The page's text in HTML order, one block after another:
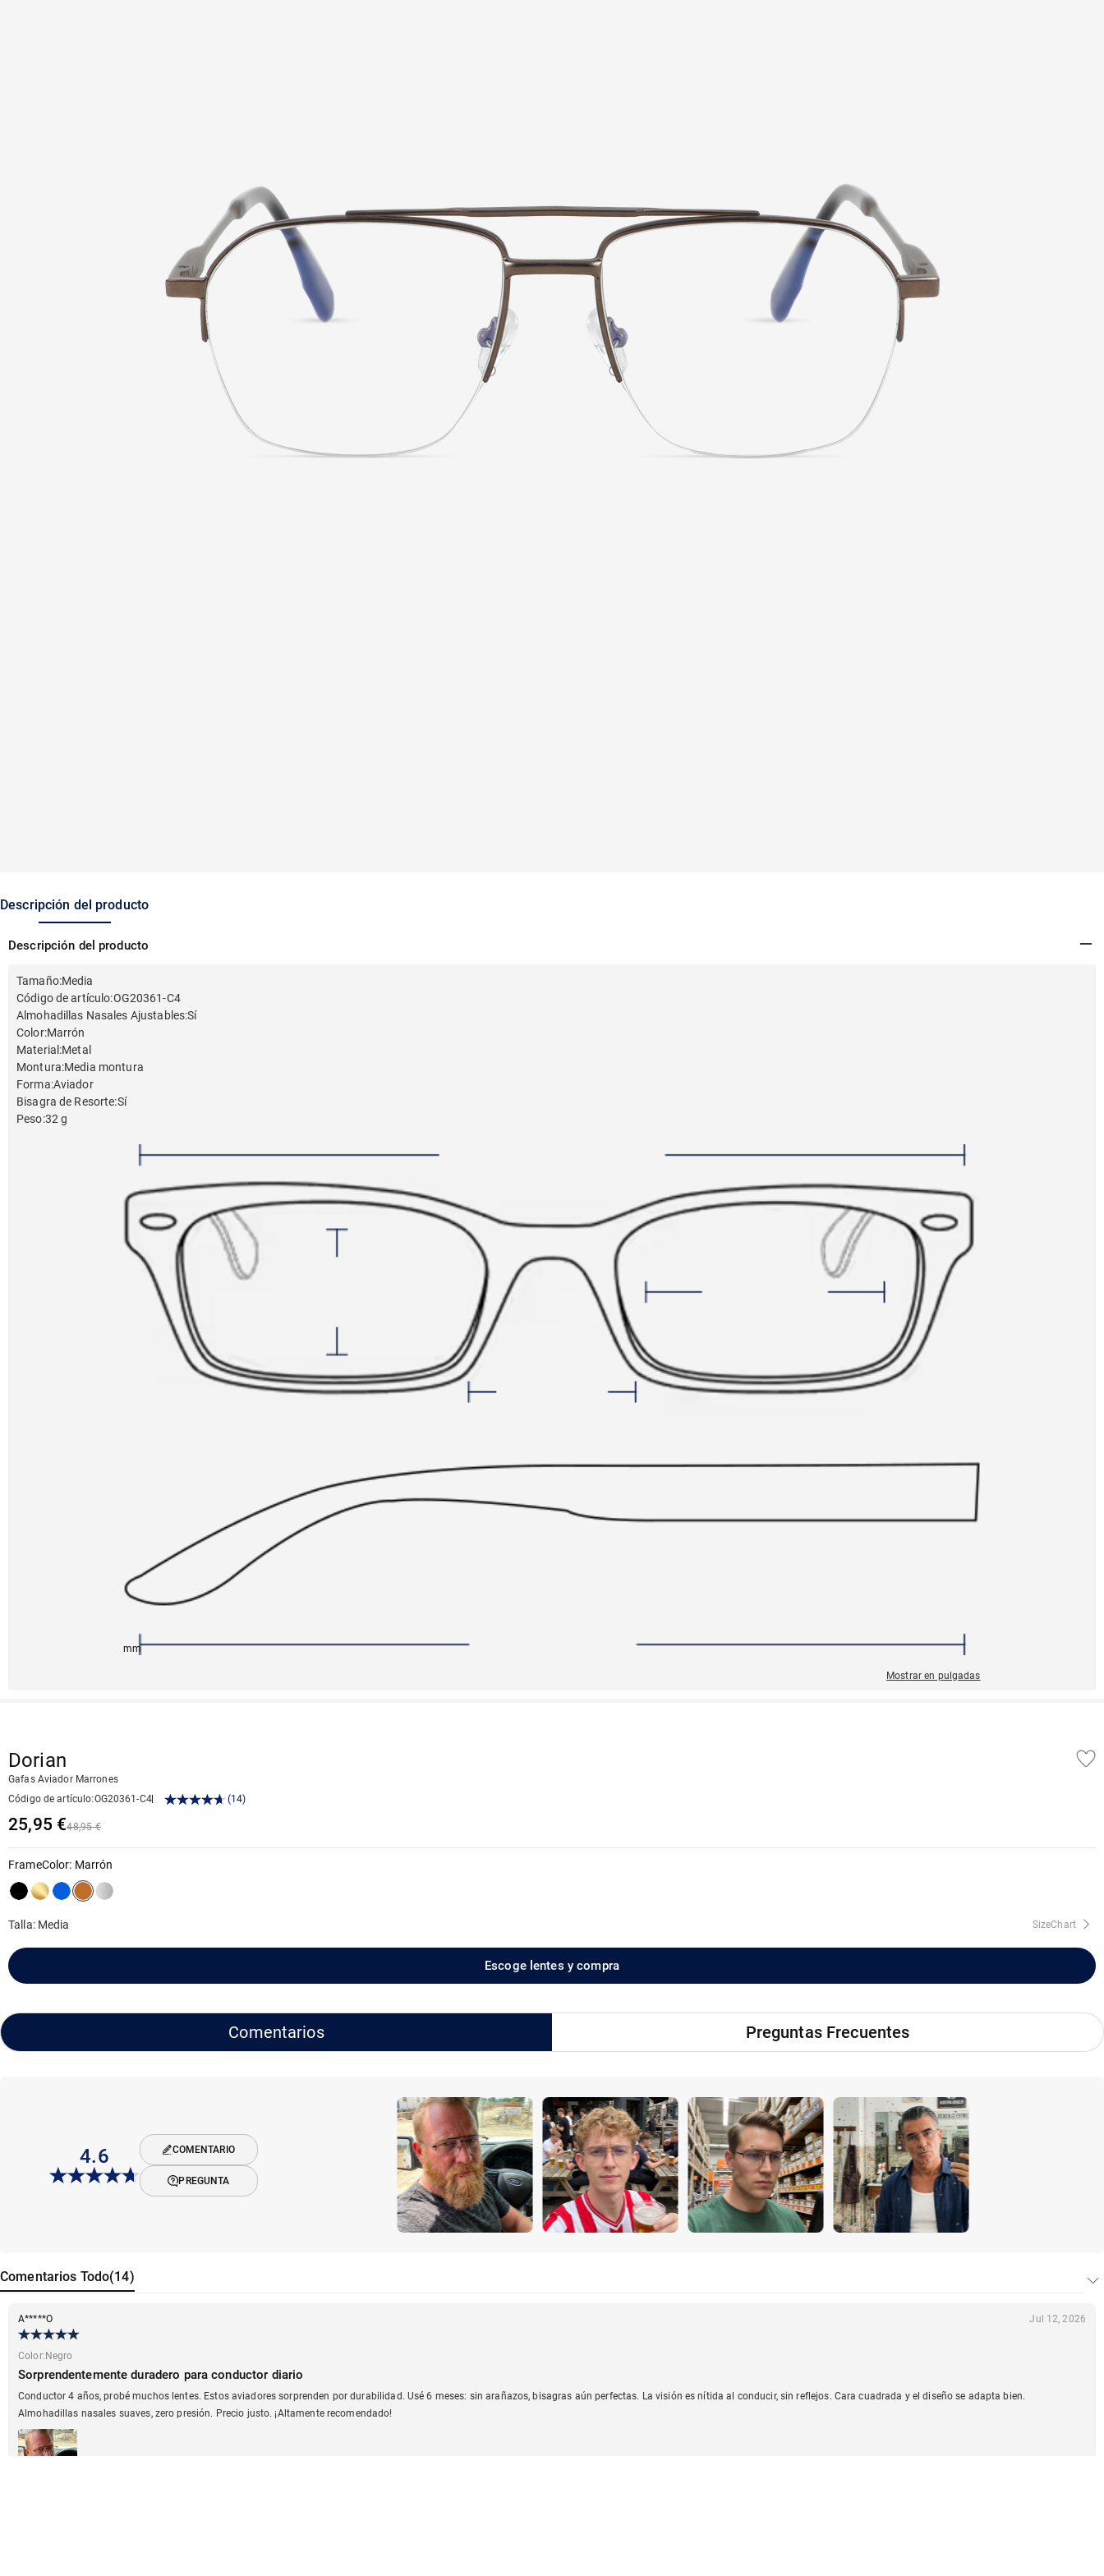
Descripción del producto
Descripción del producto
Tamaño:Media
Código de artículo:OG20361-C4
Almohadillas Nasales Ajustables:Sí
Color:Marrón
Material :Metal
Montura:Media montura
Forma:Aviador
Bisagra de Resorte:Sí
Peso:32 g
145mm
Mostrar en pulgadas
Dorian
Gafas Aviador Marrones
Código de artículo:OG20361-C4 (14)
25,95 €48,95 €
FrameColor: Marrón
Talla: Media SizeChart
Escoge lentes y compra
Comentarios Preguntas Frecuentes
4.6 COMENTARIO
PREGUNTA
Comentarios Todo(14)
A*****O Jul 12, 2026
Color: Negro
Sorprendentemente duradero para conductor diario
Conductor 4 años, probé muchos lentes. Estos aviadores sorprenden por durabilidad. Usé 6 meses: sin arañazos, bisagras aún perfectas. La visión es nítida al conducir, sin reflejos. Cara cuadrada y el diseño se adapta bien.
Almohadillas nasales suaves, zero presión. Precio justo. ¡Altamente recomendado!